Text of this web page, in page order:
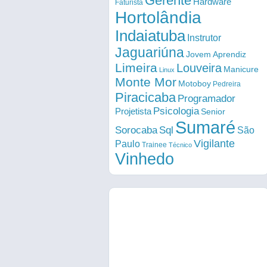
Faturista
Hortolândia
Indaiatuba Instrutor
Jaguariúna Jovem Aprendiz
Limeira Linux Louveira Manicure
Monte Mor Motoboy Pedreira
Piracicaba Programador
Projetista PsicologiaSenior
Sorocaba Sql Sumaré São
Paulo Trainee Técnico Vigilante
Vinhedo